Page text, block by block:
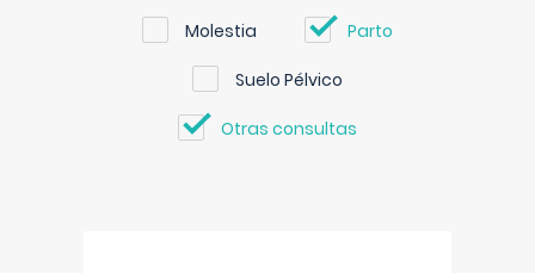
Molestia Parto
Suelo Pélvico
Otras consultas